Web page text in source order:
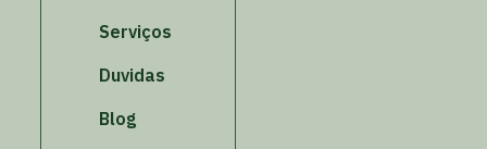
Serviços
Duvidas
Blog